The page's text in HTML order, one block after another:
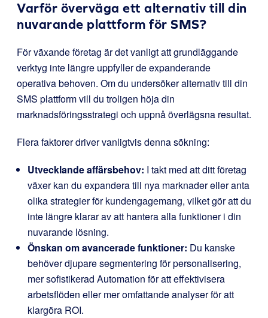
Varför överväga ett alternativ till din
nuvarande plattform för SMS?
För växande företag är det vanligt att grundläggande
verktyg inte längre uppfyller de expanderande
operativa behoven. Om du undersöker alternativ till din
SMS plattform vill du troligen höja din
marknadsföringsstrategi och uppnå överlägsna resultat.
Flera faktorer driver vanligtvis denna sökning:
Utvecklande affärsbehov: I takt med att ditt företag
växer kan du expandera till nya marknader eller anta
olika strategier för kundengagemang, vilket gör att du
inte längre klarar av att hantera alla funktioner i din
nuvarande lösning.
Önskan om avancerade funktioner: Du kanske
behöver djupare segmentering för personalisering,
mer sofistikerad Automation för att effektivisera
arbetsflöden eller mer omfattande analyser för att
klargöra ROI.